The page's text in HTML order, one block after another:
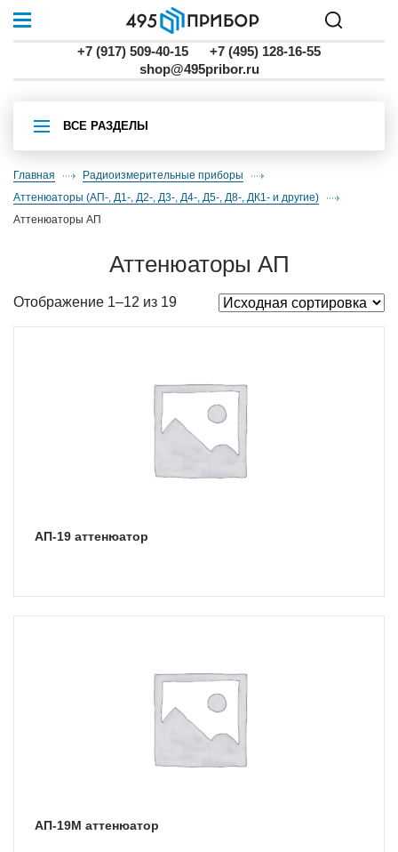
+7 (917) 509-40-15
+7 (495) 128-16-55
shop@495pribor.ru
ВСЕ РАЗДЕЛЫ
Главная
Радиоизмерительные приборы
аттенюаторы (АП-, Д1-, Д2-, Д3-, Д4-, Д5-, Д8-, ДК1- и другие)
аттенюаторы АП
аттенюаторы АП
Отображение 1–12 из 19
АП-19 аттенюатор
АП-19М аттенюатор